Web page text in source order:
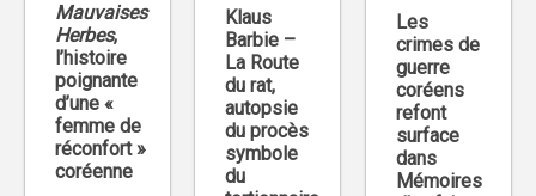
Mauvaises
Herbes,
l’histoire
poignante
d’une «
femme de
réconfort »
coréenne
Klaus
Barbie –
La Route
du rat,
autopsie
du procès
symbole
du
Les
crimes de
guerre
coréens
refont
surface
dans
Mémoires